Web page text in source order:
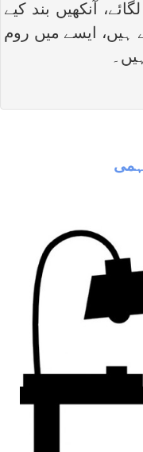
آنکھیں بند کیے
ہیں، ایسے میں روم